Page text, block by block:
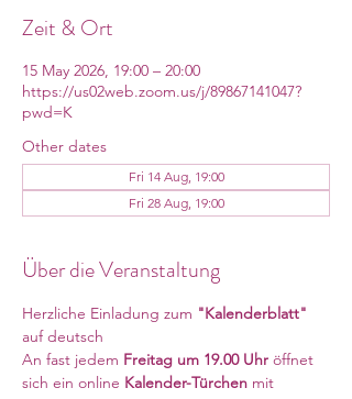
Zeit & Ort
15 May 2026, 19:00 – 20:00
https://us02web.zoom.us/j/89867141047?
pwd=K
Other dates
Fri 14 Aug, 19:00
Fri 28 Aug, 19:00
Über die Veranstaltung
Herzliche Einladung zum "Kalenderblatt"
auf deutsch
An fast jedem Freitag um 19.00 Uhr öffnet
sich ein online Kalender-Türchen mit